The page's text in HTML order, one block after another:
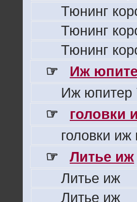
Тюнинг
Тюнинг
Тюнинг
☞
Иж
Иж юпитер
☞
головки
головки
☞
Литье иж
Литье иж
Литье иж